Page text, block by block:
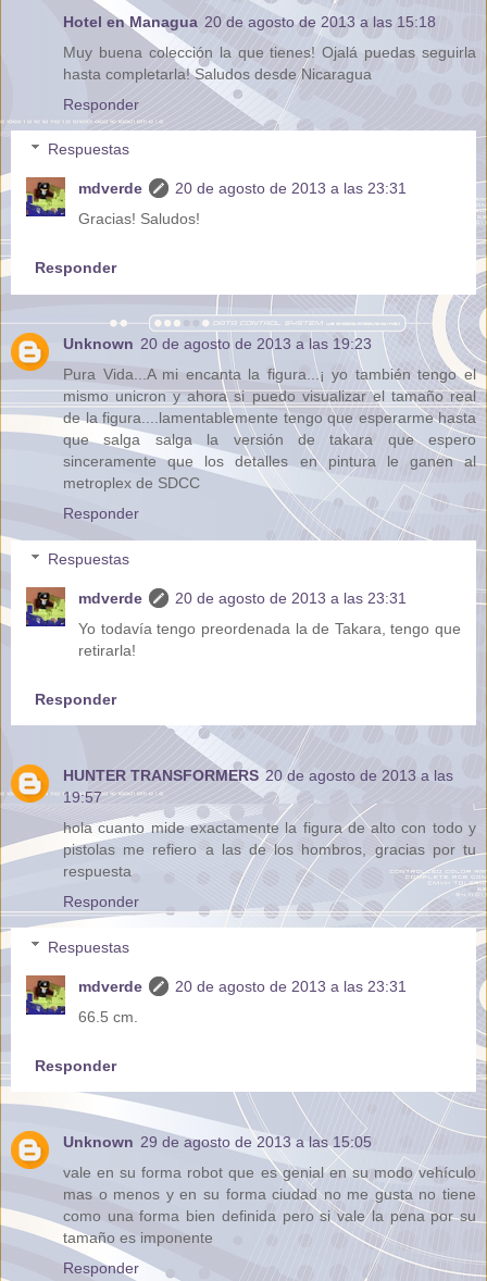
Hotel en Managua 20 de agosto de 2013 a las 15:18
Muy buena colección la que tienes! Ojalá puedas seguirla
hasta completarla! Saludos desde Nicaragua
Responder
Respuestas
mdverde
20 de agosto de 2013 a las 23:31
Gracias! Saludos!
Responder
Unknown 20 de agosto de 2013 a las 19:23
Pura Vida...A mi encanta la figura...¡ yo también tengo el
mismo unicron y ahora si puedo visualizar el tamaño real
de la figura....lamentablemente tengo que esperarme hasta
que salga salga la versión de takara que espero
sinceramente que los detalles en pintura le ganen al
metroplex de SDCC
Responder
Respuestas
mdverde
20 de agosto de 2013 a las 23:31
Yo todavía tengo preordenada la de Takara, tengo que
retirarla!
Responder
HUNTER TRANSFORMERS 20 de agosto de 2013 a las
19:57
hola cuanto mide exactamente la figura de alto con todo y
pistolas me refiero a las de los hombros, gracias por tu
respuesta
Responder
Respuestas
mdverde
20 de agosto de 2013 a las 23:31
66.5 cm.
Responder
Unknown 29 de agosto de 2013 a las 15:05
vale en su forma robot que es genial en su modo vehículo
mas o menos y en su forma ciudad no me gusta no tiene
como una forma bien definida pero si vale la pena por su
tamaño es imponente
Responder